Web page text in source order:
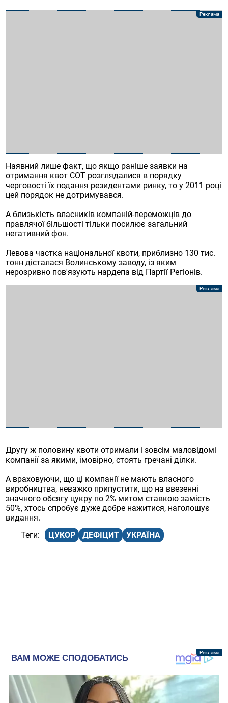
Наявний лише факт, що якщо раніше заявки на
отримання квот СОТ розглядалися в порядку
черговості їх подання резидентами ринку, то у 2011 році
цей порядок не дотримувався.
А близькість власників компаній-переможців до
правлячої більшості тільки посилює загальний
негативний фон.
Левова частка національної квоти, приблизно 130 тис.
тонн дісталася Волинському заводу, із яким
нерозривно пов'язують нардепа від Партії Регіонів.
Другу ж половину квоти отримали і зовсім маловідомі
компанії за якими, імовірно, стоять гречані ділки.
А враховуючи, що ці компанії не мають власного
виробництва, неважко припустити, що на ввезенні
значного обсягу цукру по 2% митом ставкою замість
50%, хтось спробує дуже добре нажитися, наголошує
видання.
ЦУКОР
ДЕФІЦИТ УКРАЇНА